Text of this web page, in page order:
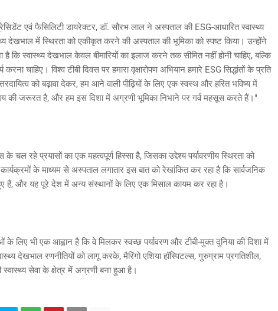
एवं फैसिलिटी डायरेक्टर, डॉ. सौरभ लाल ने अस्पताल की ESG-आधारित स्वास्थ्य
देखभाल में स्थिरता को एकीकृत करने की अस्पताल की भूमिका को स्पष्ट किया। उन्होंने
है कि स्वास्थ्य देखभाल केवल बीमारियों का इलाज करने तक सीमित नहीं होनी चाहिए, बल्कि
चाहिए। विश्व टीबी दिवस पर हमारा वृक्षारोपण अभियान हमारे ESG सिद्धांतों के प्रति
उत्तरदायित्व को बढ़ावा देकर, हम आने वाली पीढ़ियों के लिए एक स्वस्थ और हरित भविष्य में
की जरूरत है, और हम इस दिशा में अग्रणी भूमिका निभाने पर गर्व महसूस करते हैं।"
के चल रहे प्रयासों का एक महत्वपूर्ण हिस्सा है, जिसका उद्देश्य पर्यावरणीय स्थिरता को
के माध्यम से अस्पताल लगातार इस बात को रेखांकित कर रहा है कि सार्वजनिक
हैं, और यह पूरे देश में अन्य संस्थानों के लिए एक मिसाल कायम कर रहा है।
के लिए भी एक आह्वान है कि वे मिलकर स्वच्छ पर्यावरण और टीबी-मुक्त दुनिया की दिशा में
देखभाल रणनीतियों को लागू करके, मैरिंगो एशिया हॉस्पिटल्स, गुरुग्राम प्रगतिशील,
स्वास्थ्य सेवा के क्षेत्र में अग्रणी बना हुआ है।